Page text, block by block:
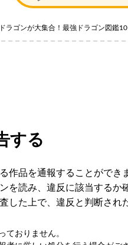
ラゴンが大集合！最強ドラゴン図鑑10
する
作品を通報することができ
を読み、違反に該当するか
した上で、違反と判断さ
ておりません。